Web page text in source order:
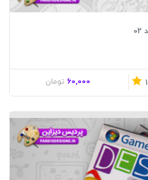
1
60,000 تومان